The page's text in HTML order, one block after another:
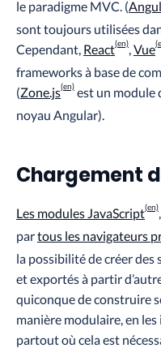
le paradigme MVC. (
sont toujours utilisées
Cependant, React ,Vue
frameworksà base de
(Zone.js
est un module
noyau Angular).
Chargement
Les modules JavaScript
partous les navigateurs
la possibilité de créer
et exportés à partir
quiconque de construire
manière modulaire, en
partout où cela est